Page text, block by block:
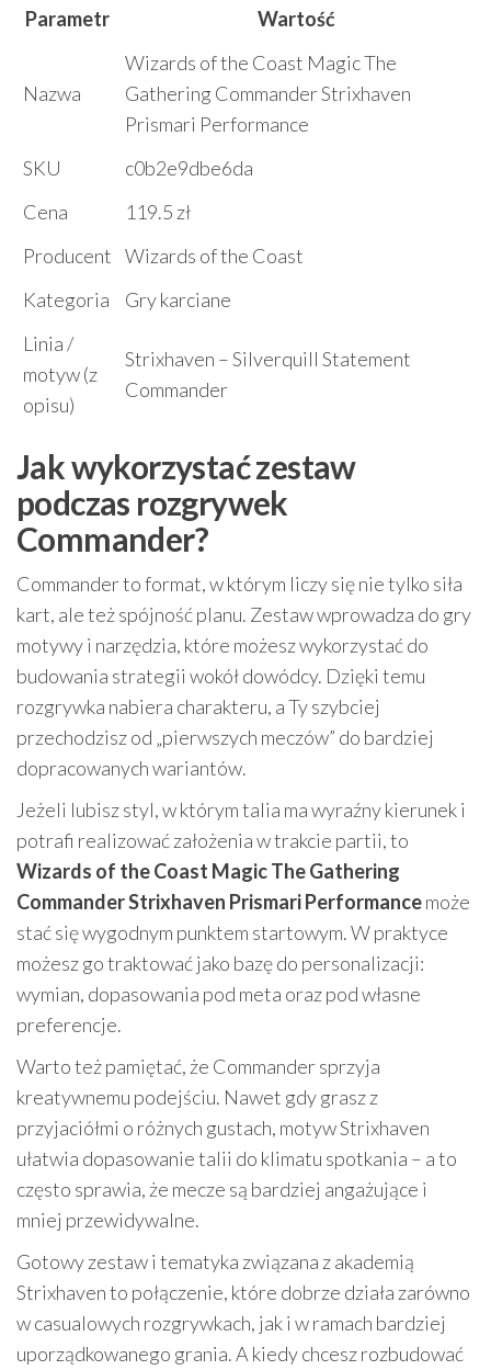
Parametr
Wartość
Nazwa
Wizards of the Coast Magic The
Gathering Commander Strixhaven
Prismari Performance
SKU
c0b2e9dbe6da
Cena
119.5 zł
Producent Wizards of the Coast
Kategoria
Gry karciane
Linia /
motyw (z
opisu)
Strixhaven – Silverquill Statement
Commander
Jak wykorzystać zestaw
podczas rozgrywek
Commander?
Commander to format, w którym liczy się nie tylko siła
kart, ale też spójność planu. Zestaw wprowadza do gry
motywy i narzędzia, które możesz wykorzystać do
budowania strategii wokół dowódcy. Dzięki temu
rozgrywka nabiera charakteru, a Ty szybciej
przechodzisz od „pierwszych meczów” do bardziej
dopracowanych wariantów.
Jeżeli lubisz styl, w którym talia ma wyraźny kierunek i
potrafi realizować założenia w trakcie partii, to
Wizards of the Coast Magic The Gathering
Commander Strixhaven Prismari Performancemoże
stać się wygodnym punktem startowym. W praktyce
możesz go traktować jako bazę do personalizacji:
wymian, dopasowania pod meta oraz pod własne
preferencje.
Warto też pamiętać, że Commander sprzyja
kreatywnemu podejściu. Nawet gdy grasz z
przyjaciółmi o różnych gustach, motyw Strixhaven
ułatwia dopasowanie talii do klimatu spotkania – a to
często sprawia, że mecze są bardziej angażujące i
mniej przewidywalne.
Gotowy zestaw i tematyka związana z akademią
Strixhaven to połączenie, które dobrze działa zarówno
w casualowych rozgrywkach, jak i w ramach bardziej
uporządkowanego grania. A kiedy chcesz rozbudować